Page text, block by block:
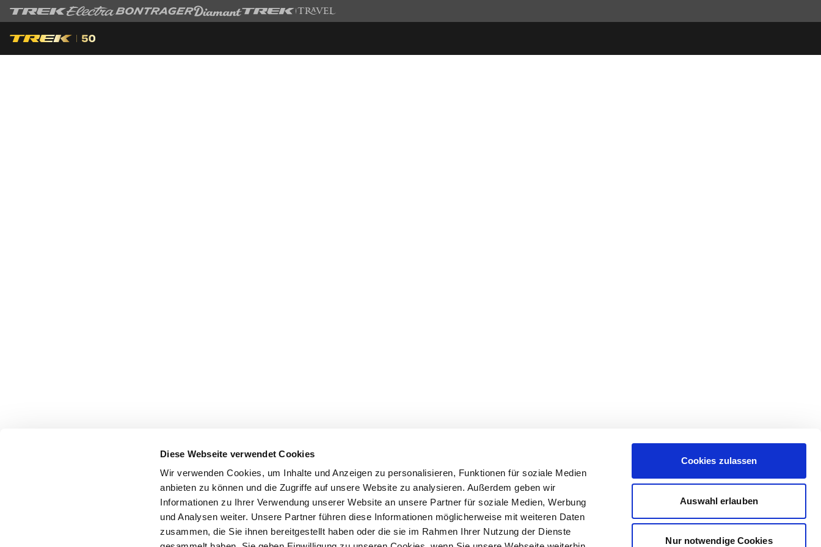
Diese Webseite verwendet Cookies
Wir verwenden Cookies, um Inhalte und Anzeigen zu personalisieren, Funktionen für soziale Medien
anbieten zu können und die Zugriffe auf unsere Website zu analysieren. Außerdem geben wir
Informationen zu Ihrer Verwendung unserer Website an unsere Partner für soziale Medien, Werbung
und Analysen weiter. Unsere Partner führen diese Informationen möglicherweise mit weiteren Daten
zusammen, die Sie ihnen bereitgestellt haben oder die sie im Rahmen Ihrer Nutzung der Dienste
Cookies zulassen
Auswahl erlauben
Nur notwendige Cookies